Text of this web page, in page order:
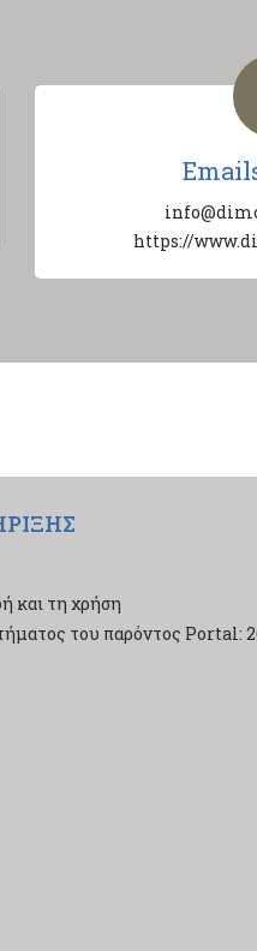
https://
και τη χρήση
του παρόντος Portal: